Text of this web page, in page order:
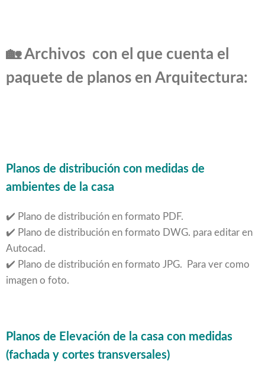
🏡Archivos con el que cuenta el
paquete de planos en Arquitectura:
Planos de distribución con medidas de
ambientes de la casa
✔️ Plano de distribución en formato PDF.
✔️ Plano de distribución en formato DWG. para editar en
Autocad.
✔️ Plano de distribución en formato JPG. Para ver como
imagen o foto.
Planos de Elevación de la casa con medidas
(fachada y cortes transversales)